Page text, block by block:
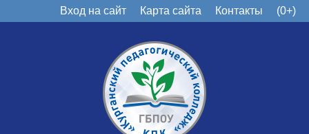
Вход на сайт Карта сайта Контакты (0+)